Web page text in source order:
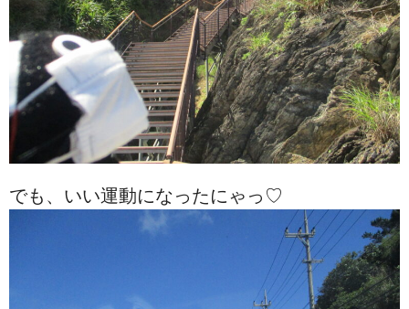
でも、いい運動になったにゃっ♡